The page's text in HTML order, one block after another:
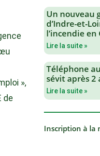
»,
de
Un nouveau
d’Indre-et-
l’incendie
Lire la suite »
Téléphone
sévit après 2
Lire la suite »
Inscription à la